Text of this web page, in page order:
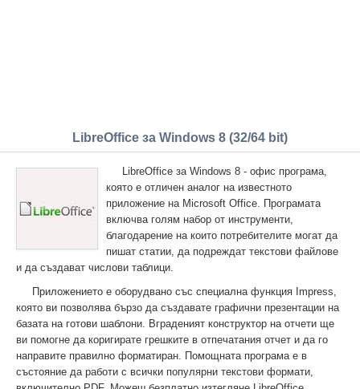
LibreOffice за Windows 8 (32/64 bit)
LibreOffice за Windows 8 - офис програма,
която е отличен аналог на известното
приложение на Microsoft Office. Програмата
включва голям набор от инструменти,
благодарение на които потребителите могат да
пишат статии, да подреждат текстови файлове
и да създават числови таблици.
Приложението е оборудвано със специална функция Impress,
която ви позволява бързо да създавате графични презентации на
базата на готови шаблони. Вграденият конструктор на отчети ще
ви помогне да коригирате грешките в отпечатания отчет и да го
направите правилно форматиран. Помощната програма е в
състояние да работи с всички популярни текстови формати,